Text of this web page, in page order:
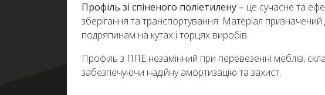
Профіль зі спіненого поліетилену – це сучасне та
зберігання та транспортування. Матеріал
подряпинам на кутах і торцях виробів.
Профіль з ППЕ незамінний при перевезенні меблів,
забезпечуючи надійну амортизацію та захист.